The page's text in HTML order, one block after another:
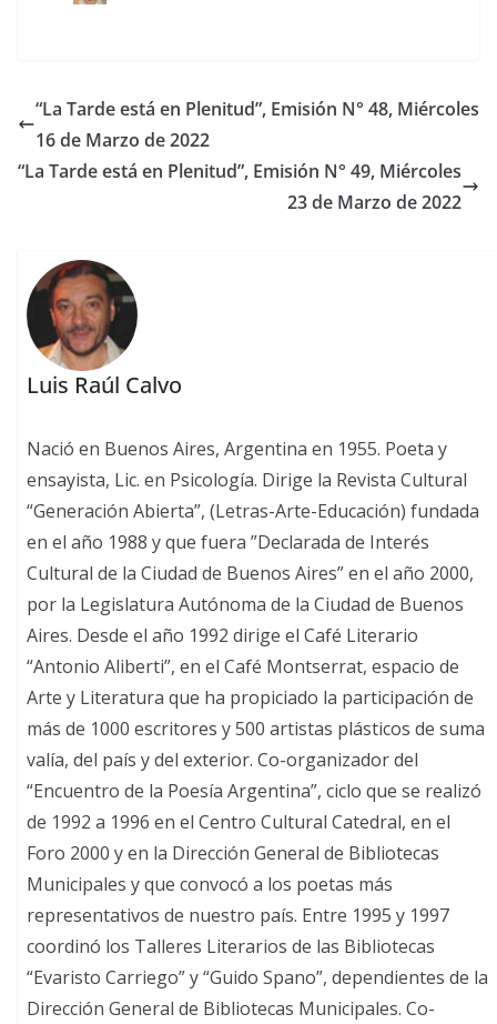
“La Tarde está en Plenitud”, Emisión N° 48, Miércoles
16 de Marzo de 2022
“La Tarde está en Plenitud”, Emisión N° 49, Miércoles
23 de Marzo de 2022
Luis Raúl Calvo
Nació en Buenos Aires, Argentina en 1955. Poeta y
ensayista, Lic. en Psicología. Dirige la Revista Cultural
“Generación Abierta”, (Letras-Arte-Educación) fundada
en el año 1988 y que fuera ”Declarada de Interés
Cultural de la Ciudad de Buenos Aires” en el año 2000,
por la Legislatura Autónoma de la Ciudad de Buenos
Aires. Desde el año 1992 dirige el Café Literario
“Antonio Aliberti”, en el Café Montserrat, espacio de
Arte y Literatura que ha propiciado la participación de
más de 1000 escritores y 500 artistas plásticos de suma
valía, del país y del exterior. Co-organizador del
“Encuentro de la Poesía Argentina”, ciclo que se realizó
de 1992 a 1996 en el Centro Cultural Catedral, en el
Foro 2000 y en la Dirección General de Bibliotecas
Municipales y que convocó a los poetas más
representativos de nuestro país. Entre 1995 y 1997
coordinó los Talleres Literarios de las Bibliotecas
“Evaristo Carriego” y “Guido Spano”, dependientes de la
Dirección General de Bibliotecas Municipales. Co-